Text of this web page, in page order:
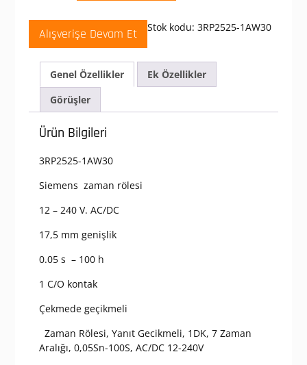
Zaman
Rölesi
ÇEKMEDE
GECİKMELİ
ZAMAN
RÖLESİ
3RP2
1CO
100S
adet
Alışverişe Devam Et Stok kodu: 3RP2525-1AW30
Genel Özellikler
Ek Özellikler
Görüşler
Ürün Bilgileri
3RP2525-1AW30
Siemens zaman rölesi
12 – 240 V. AC/DC
17,5 mm genişlik
0.05 s – 100 h
1 C/O kontak
Çekmede geçikmeli
Zaman Rölesi, Yanıt Gecikmeli, 1DK, 7 Zaman
Aralığı, 0,05Sn-100S, AC/DC 12-240V